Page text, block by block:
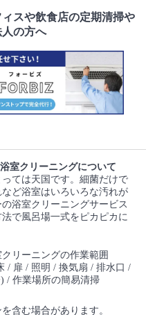
スや飲食店の定期清掃や
の方へ
室クリーニングについて
ては天国です。細菌だけで
ど浴室はいろいろな汚れが
浴室クリーニングサービス
で風呂場一式をピカピカに
リーニングの作業範囲
/ 扉 / 照明 / 換気扇 / 排水口 /
/ 作業場所の簡易清掃
含む場合があります。